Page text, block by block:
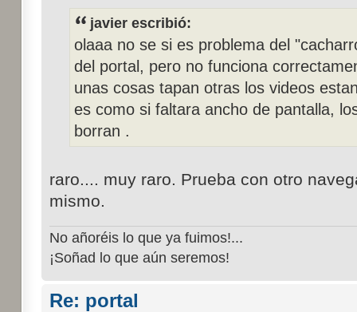
javier escribió:
olaaa no se si es problema del
del portal, pero no funciona
unas cosas tapan otras los videos
es como si faltara ancho de pantalla,
borran .
raro.... muy raro. Prueba con otro
mismo.
No añoréis lo que ya fuimos!...
¡Soñad lo que aún seremos!
Re: portal